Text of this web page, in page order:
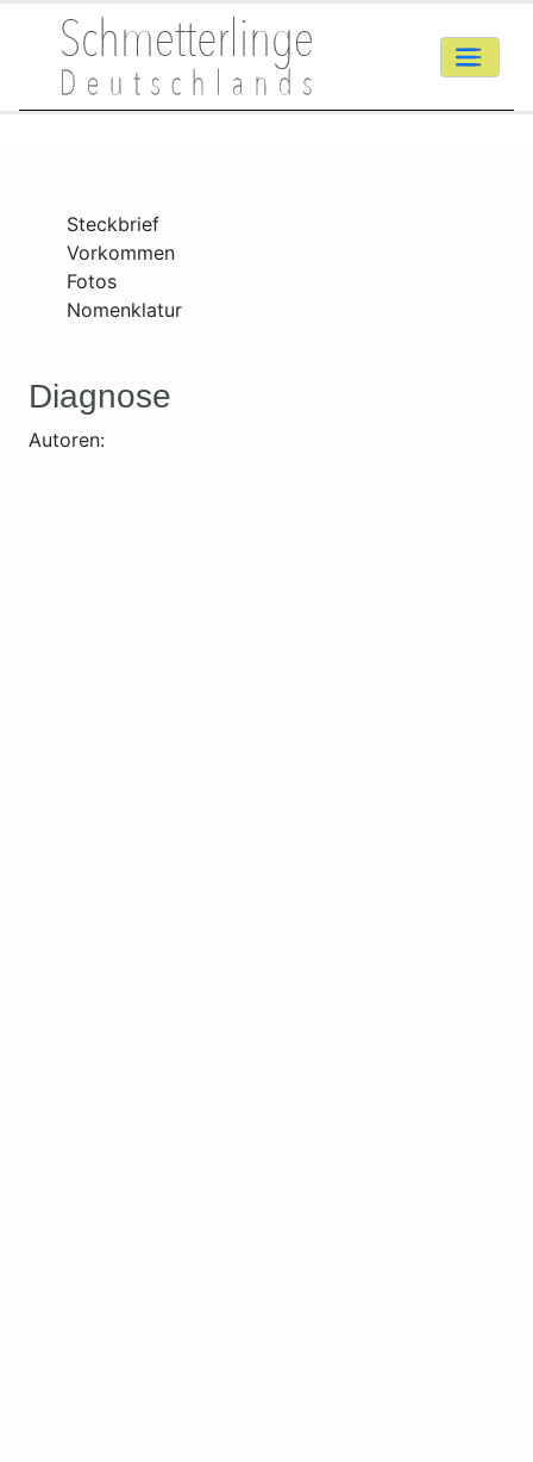
Steckbrief
Vorkommen
Fotos
Nomenklatur
Diagnose
Autoren: